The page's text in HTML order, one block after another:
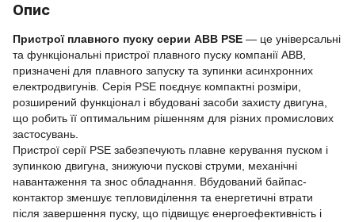
Опис
Пристроїплавного пуску серии ABB PSE — це універсальні
та функціональні пристрої плавного пуску компанії ABB
призначені для плавного запуску та зупинки асинхронних
електродвигунів. Серія PSE поєднує компактні розміри,
розширений функціонал і вбудовані засоби захисту двигуна,
що робить її оптимальним рішенням для різних промислових
застосувань.
Пристрої серії PSE забезпечують плавне керування пуском і
зупинкою двигуна, знижуючи пускові струми, механічні
навантаження та знос обладнання. Вбудований байпас-
контактор зменшує тепловиділення та енергетичні втрати
після завершення пуску, що підвищує енергоефективність і